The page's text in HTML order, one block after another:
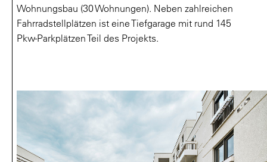
Wohnungsbau (30 Wohnungen). Neben zahlreichen
Fahrradstellplätzen ist eine Tiefgarage mit rund 145
Pkw-Parkplätzen Teil des Projekts.